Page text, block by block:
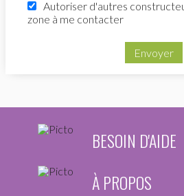
Autoriser d'autres
zone à me contacter
Envoyer
BESOIN D'AIDE
À PROPOS